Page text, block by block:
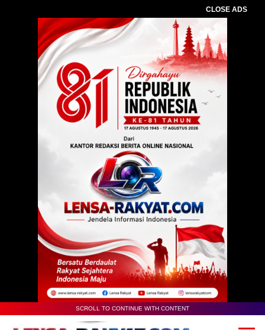
CLOSE ADS
SCROLL TO CONTINUE WITH CONTENT